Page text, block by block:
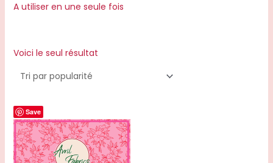
A utiliser en une seule fois
Voici le seul résultat
Save
de
prix :
20.00€
à
100.00€